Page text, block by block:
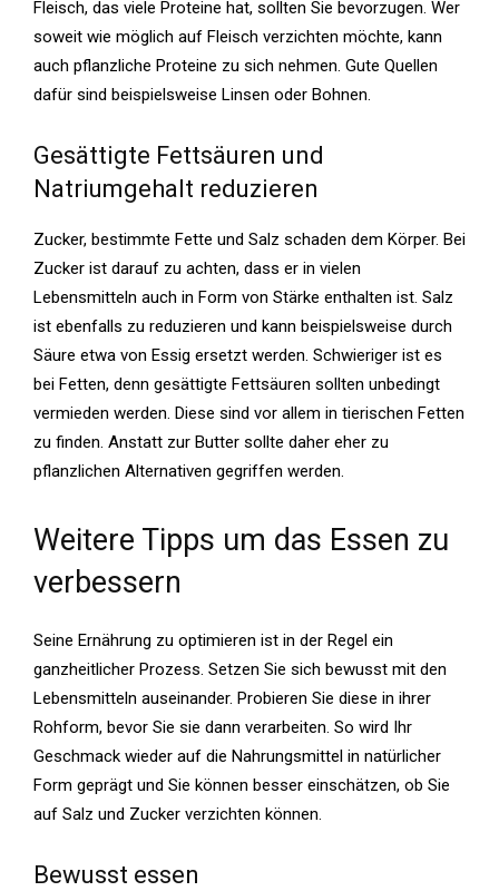
Fleisch, das viele Proteine hat, sollten Sie bevorzugen. Wer
soweit wie möglich auf Fleisch verzichten möchte, kann
auch pflanzliche Proteine zu sich nehmen. Gute Quellen
dafür sind beispielsweise Linsen oder Bohnen.
Gesättigte Fettsäuren und
Natriumgehalt reduzieren
Zucker, bestimmte Fette und Salz schaden dem Körper. Bei
Zucker ist darauf zu achten, dass er in vielen
Lebensmitteln auch in Form von Stärke enthalten ist. Salz
ist ebenfalls zu reduzieren und kann beispielsweise durch
Säure etwa von Essig ersetzt werden. Schwieriger ist es
bei Fetten, denn gesättigte Fettsäuren sollten unbedingt
vermieden werden. Diese sind vor allem in tierischen Fetten
zu finden. Anstatt zur Butter sollte daher eher zu
pflanzlichen Alternativen gegriffen werden.
Weitere Tipps um das Essen zu
verbessern
Seine Ernährung zu optimieren ist in der Regel ein
ganzheitlicher Prozess. Setzen Sie sich bewusst mit den
Lebensmitteln auseinander. Probieren Sie diese in ihrer
Rohform, bevor Sie sie dann verarbeiten. So wird Ihr
Geschmack wieder auf die Nahrungsmittel in natürlicher
Form geprägt und Sie können besser einschätzen, ob Sie
auf Salz und Zucker verzichten können.
Bewusst essen